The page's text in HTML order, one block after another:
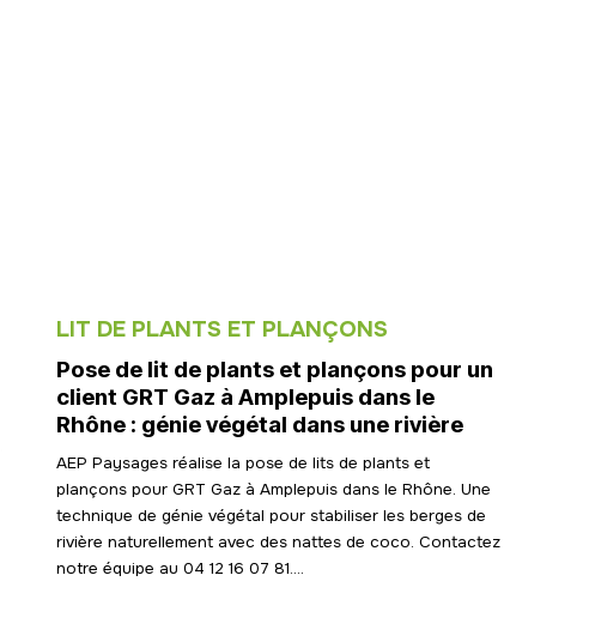
LIT DE PLANTS ET PLANÇONS
Pose de lit de plants et plançons pour un
client GRT Gaz à Amplepuis dans le
Rhône : génie végétal dans une rivière
AEP Paysages réalise la pose de lits de plants et
plançons pour GRT Gaz à Amplepuis dans le Rhône. Une
technique de génie végétal pour stabiliser les berges de
rivière naturellement avec des nattes de coco. Contactez
notre équipe au 04 12 16 07 81....